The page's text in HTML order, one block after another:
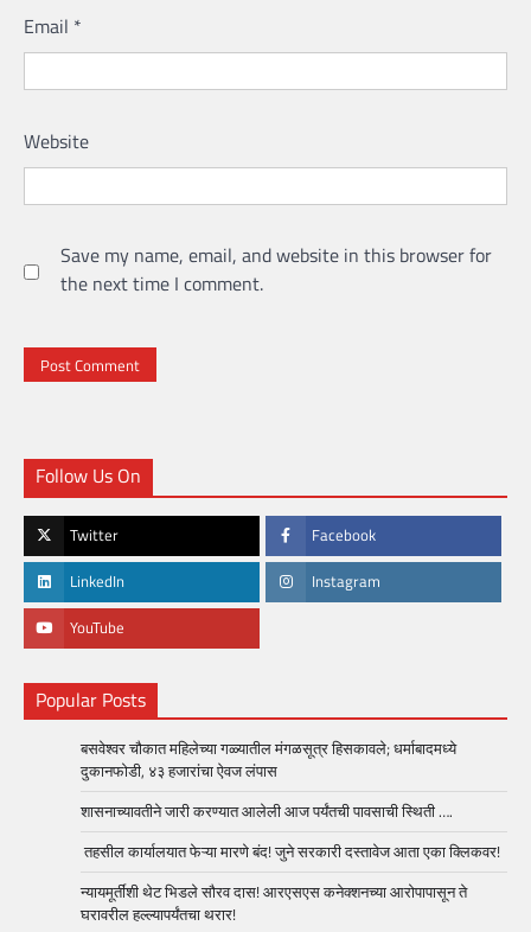
Email *
Website
Save my name, email, and website in this browser for
the next time I comment.
Follow Us On
Twitter Facebook
LinkedIn Instagram
YouTube
Popular Posts
बसवेश्वर चौकात महिलेच्या गळ्यातील मंगळसूत्र हिसकावले; धर्माबादमध्ये
दुकानफोडी, ४३ हजारांचा ऐवज लंपास
शासनाच्यावतीने जारी करण्यात आलेली आज पर्यंतची पावसाची स्थिती ….
तहसील कार्यालयात फेऱ्या मारणे बंद! जुने सरकारी दस्तावेज आता एका क्लिकवर!
न्यायमूर्तींशी थेट भिडले सौरव दास! आरएसएस कनेक्शनच्या आरोपापासून ते
घरावरील हल्ल्यापर्यंतचा थरार!